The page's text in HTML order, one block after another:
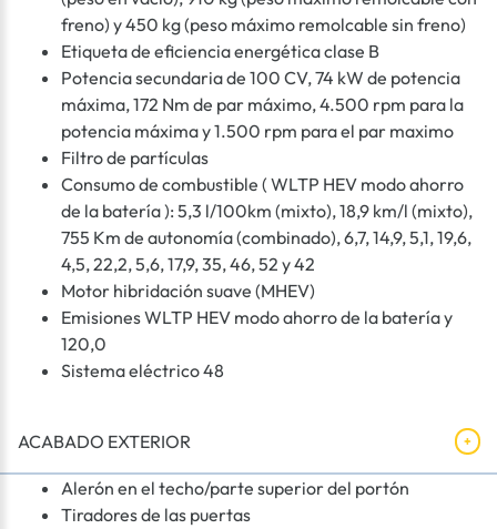
freno) y 450 kg (peso máximo remolcable sin freno)
Etiqueta de eficiencia energética clase B
Potencia secundaria de 100 CV, 74 kW de potencia
máxima, 172 Nm de par máximo, 4.500 rpm para la
potencia máxima y 1.500 rpm para el par maximo
Filtro de partículas
Consumo de combustible ( WLTP HEV modo ahorro
de la batería ): 5,3 l/100km (mixto), 18,9 km/l (mixto),
755 Km de autonomía (combinado), 6,7, 14,9, 5,1, 19,6,
4,5, 22,2, 5,6, 17,9, 35, 46, 52 y 42
Motor hibridación suave (MHEV)
Emisiones WLTP HEV modo ahorro de la batería y
120,0
Sistema eléctrico 48
ACABADO EXTERIOR
Alerón en el techo/parte superior del portón
Tiradores de las puertas